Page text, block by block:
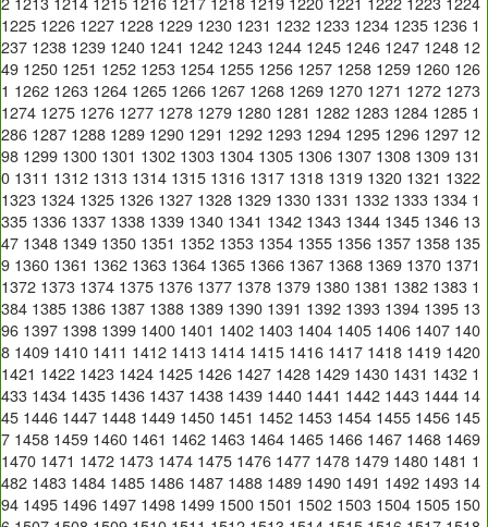
1225 1226 1227 1228 1229 1230 1231 1232 1233 1234 1235 1236 1
237 1238 1239 1240 1241 1242 1243 1244 1245 1246 1247 1248 12
49 1250 1251 1252 1253 1254 1255 1256 1257 1258 1259 1260 126
1 1262 1263 1264 1265 1266 1267 1268 1269 1270 1271 1272 1273
1274 1275 1276 1277 1278 1279 1280 1281 1282 1283 1284 1285 1
286 1287 1288 1289 1290 1291 1292 1293 1294 1295 1296 1297 12
98 1299 1300 1301 1302 1303 1304 1305 1306 1307 1308 1309 131
0 1311 1312 1313 1314 1315 1316 1317 1318 1319 1320 1321 1322
1323 1324 1325 1326 1327 1328 1329 1330 1331 1332 1333 1334 1
335 1336 1337 1338 1339 1340 1341 1342 1343 1344 1345 1346 13
47 1348 1349 1350 1351 1352 1353 1354 1355 1356 1357 1358 135
9 1360 1361 1362 1363 1364 1365 1366 1367 1368 1369 1370 1371
1372 1373 1374 1375 1376 1377 1378 1379 1380 1381 1382 1383 1
384 1385 1386 1387 1388 1389 1390 1391 1392 1393 1394 1395 13
96 1397 1398 1399 1400 1401 1402 1403 1404 1405 1406 1407 140
8 1409 1410 1411 1412 1413 1414 1415 1416 1417 1418 1419 1420
1421 1422 1423 1424 1425 1426 1427 1428 1429 1430 1431 1432 1
433 1434 1435 1436 1437 1438 1439 1440 1441 1442 1443 1444 14
45 1446 1447 1448 1449 1450 1451 1452 1453 1454 1455 1456 145
7 1458 1459 1460 1461 1462 1463 1464 1465 1466 1467 1468 1469
1470 1471 1472 1473 1474 1475 1476 1477 1478 1479 1480 1481 1
482 1483 1484 1485 1486 1487 1488 1489 1490 1491 1492 1493 14
94 1495 1496 1497 1498 1499 1500 1501 1502 1503 1504 1505 150